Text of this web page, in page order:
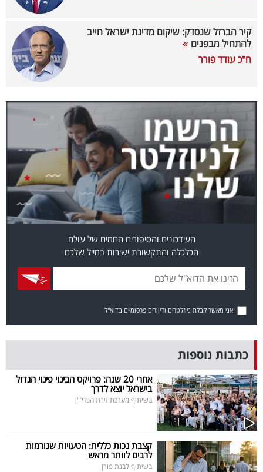
קריפטו
ויראלי
עסקי
ספורט
קריירה
ולימודים
רכב
בריאות
תרבות
ופנאי
תיירות
TOP-
5
המילון
הכלכלי
קיר הברזל שנסדק: שיקום מדינת ישראל חייב
להתחיל מבפנים
ח"כ עודד פורר
העידכונים והסיפורים החמים של עולם
הכלכלה והתקשורת ישירות במייל שלכם
אני מאשר קבלת ניוזלטרים ודיוורים פרסומיים בדוא"ל
כתבות נוספות
אחרי 20 שנה: פרויקט הבינוי פינוי הגדול
בישראל יוצא לדרך
בשיתוף מערכת זירת הנדל"ן
קצבת נכות כללית: הטעויות שגורמות
לרבים לוותר מראש
בשיתוף לבנת פורן